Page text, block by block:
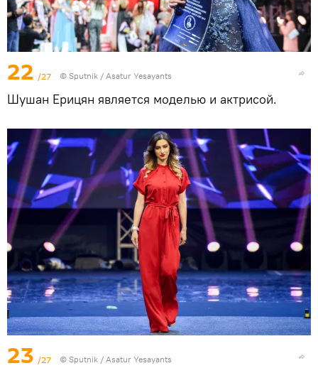
22 /27 © Sputnik / Asatur Yesayants
Шушан Ерицян является моделью и актрисой.
23 /27 © Sputnik / Asatur Yesayants